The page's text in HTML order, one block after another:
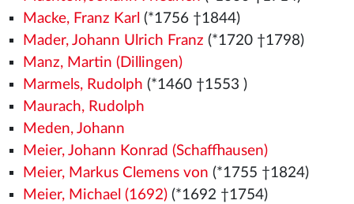
Macke, Franz Karl (*1756 †1844)
Mader, Johann Ulrich Franz (*1720 †1798)
Manz, Martin (Dillingen)
Marmels, Rudolph (*1460 †1553 )
Maurach, Rudolph
Meden, Johann
Meier, Johann Konrad (Schaffhausen)
Meier, Markus Clemens von (*1755 †1824)
Meier, Michael (1692)(*1692 †1754)